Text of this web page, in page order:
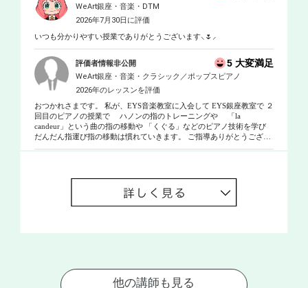
WeArt銀座・音楽・DTM
2026年7月30日に評価
いつも分かりやすい授業でありがとうございます⸜🌷︎⸝‍
評価者情報非公開 5 大変満足
WeArt銀座・音楽・クラシック／ポップスピアノ
2026年のレッスンを評価
おつかれさまです。 私が、EYS音楽教室に入会して EYS銀座教室で ２
回目のピアノの授業で ハノンの指のトレーニングや 「la
candeur」という曲の指の移動や 「くぐる」などのピアノ技術を学び
だんだん指運び指の移動は慣れていきます。 ご指導ありがとうござい
ます。(^^)/